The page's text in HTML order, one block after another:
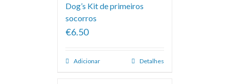
Dog’s Kit de primeiros
socorros
€6.50
Adicionar Detalhes